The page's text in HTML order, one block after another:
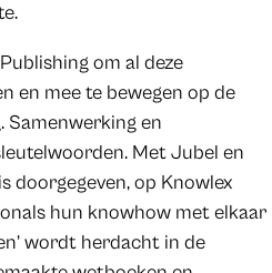
om al deze
en mee te bewegen op de
en
Met Jubel en
doorgegeven, op Knowlex
hun knowhow met elkaar
wordt herdacht in de